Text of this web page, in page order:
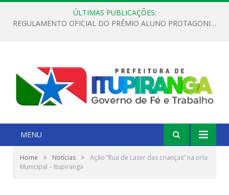
ÚLTIMAS PUBLICAÇÕES:
REGULAMENTO OFICIAL DO PRÊMIO ALUNO PROTAGONISTA – EDIÇÃO 2026
MENU
Home » Notícias »
Ação “Rua de Laser das crianças” na orla
Municipal – Itupiranga